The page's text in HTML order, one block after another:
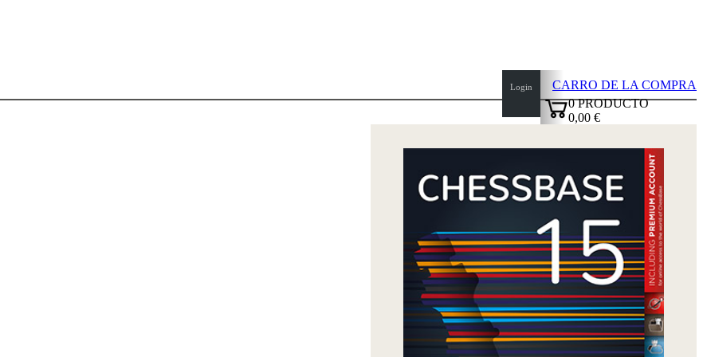
Login
CARRO DE LA COMPRA
0PRODUCTO
0,00 €
top
Novedades
Autores
Credenciales
TDC
Política
de
privacidad
sobre
nosotros
FAQ